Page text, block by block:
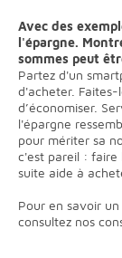
Avec des
l'épargne.
sommes peut
Partez d'un
d'acheter. Faites-
d’économiser.
l'épargne
pour mériter sa
c'est pareil :
suite aide à
Pour en savoir
consultez nos